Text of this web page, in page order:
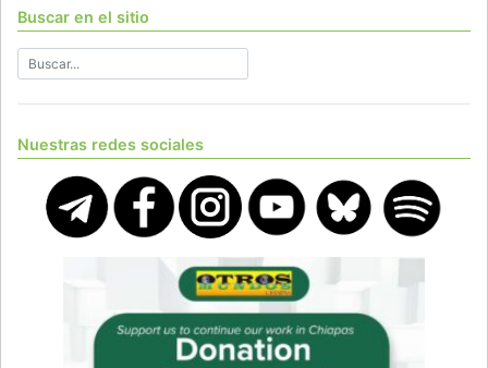
Buscar en el sitio
Nuestras redes sociales